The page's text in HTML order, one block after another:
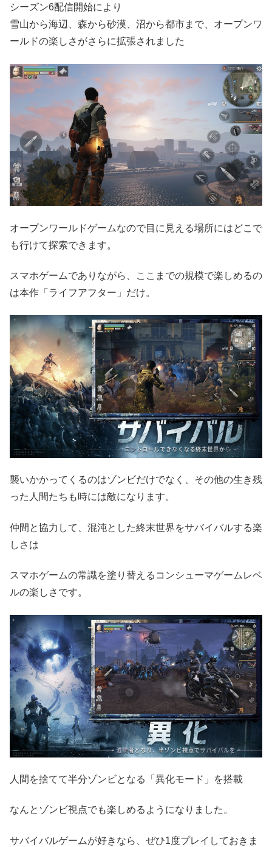
シーズン6配信開始により
雪山から海辺、森から砂漠、沼から都市まで、オープンワ
ールドの楽しさがさらに拡張されました
オープンワールドゲームなので目に見える場所にはどこで
も行けて探索できます。
スマホゲームでありながら、ここまでの規模で楽しめるの
は本作「ライフアフター」だけ。
襲いかかってくるのはゾンビだけでなく、その他の生き残
った人間たちも時には敵になります。
仲間と協力して、混沌とした終末世界をサバイバルする楽
しさは
スマホゲームの常識を塗り替えるコンシューマゲームレベ
ルの楽しさです。
人間を捨てて半分ゾンビとなる「異化モード」を搭載
なんとゾンビ視点でも楽しめるようになりました。
サバイバルゲームが好きなら、ぜひ1度プレイしておきま